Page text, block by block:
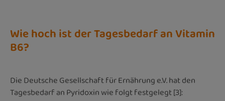
Wie hoch ist der Tagesbedarf an Vitamin
B6?
Die Deutsche Gesellschaft für Ernährung e.V. hat den
Tagesbedarf an Pyridoxin wie folgt festgelegt [3]: